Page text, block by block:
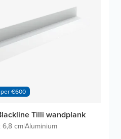
€600
Tilli wandplank
cm|Aluminium